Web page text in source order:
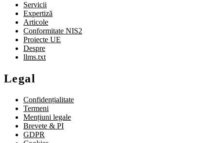
Servicii
Expertiză
Articole
Conformitate NIS2
Proiecte UE
Despre
llms.txt
Legal
Confidențialitate
Termeni
Mențiuni legale
Brevete & PI
GDPR